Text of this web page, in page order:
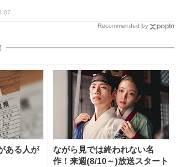
Recommended by
ある人が
ながら見では終われない名
作！来週(8/10～)放送スタート